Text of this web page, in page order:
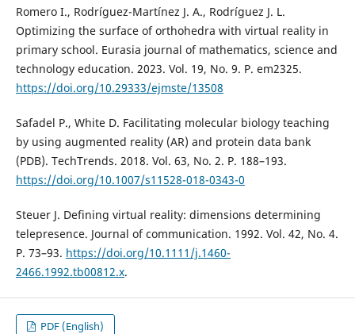
Romero I., Rodríguez-Martínez J. A., Rodríguez J. L.
Optimizing the surface of orthohedra with virtual reality in
primary school. Eurasia journal of mathematics, science and
technology education. 2023. Vol. 19, No. 9. P. em2325.
https://doi.org/10.29333/ejmste/13508
Safadel P., White D. Facilitating molecular biology teaching
by using augmented reality (AR) and protein data bank
(PDB). TechTrends. 2018. Vol. 63, No. 2. P. 188–193.
https://doi.org/10.1007/s11528-018-0343-0
Steuer J. Defining virtual reality: dimensions determining
telepresence. Journal of communication. 1992. Vol. 42, No. 4.
P. 73–93. https://doi.org/10.1111/j.1460-
2466.1992.tb00812.x.
PDF (English)